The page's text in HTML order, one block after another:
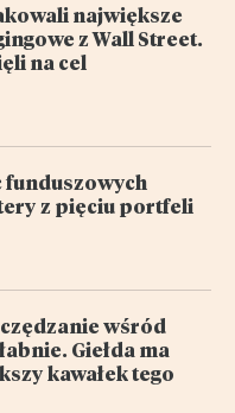
największe
z Wall Street.
na cel
z pięciu portfeli
wśród
Giełda ma
kawałek tego